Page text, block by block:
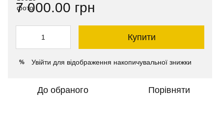
7 000.00 грн
Купити
% Увійти для відображення накопичувальної знижки
До обраного Порівняти